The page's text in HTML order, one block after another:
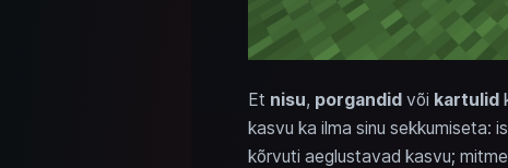
Et nisu, porgandidvõi kartulid
kasvu ka ilma sinu sekkumiseta:
kõrvuti aeglustavad kasvu;